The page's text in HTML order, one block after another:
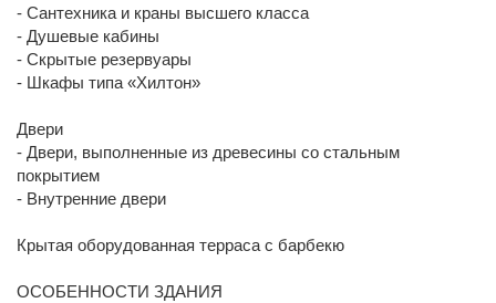
- Сантехника и краны высшего класса
- Душевые кабины
- Скрытые резервуары
- Шкафы типа «Хилтон»
Двери
- Двери, выполненные из древесины со стальным
покрытием
- Внутренние двери
Крытая оборудованная терраса с барбекю
ОСОБЕННОСТИ ЗДАНИЯ